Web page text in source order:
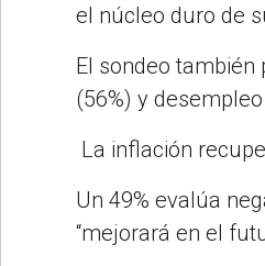
el núcleo duro de
El sondeo
(56%) y
La inflación
Un 49% evalúa
“mejorará en el